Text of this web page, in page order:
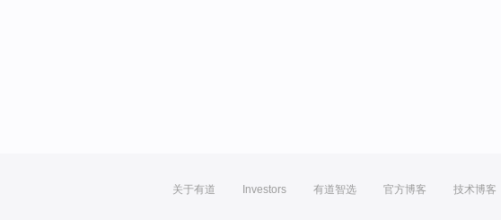
关于有道 Investors 有道智选 官方博客 技术博客